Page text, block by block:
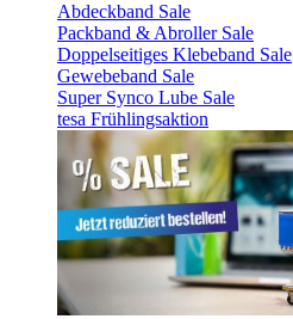
Abdeckband Sale
Packband & Abroller Sale
Doppelseitiges Klebeband Sale
Gewebeband Sale
Super Synco Lube Sale
tesa Frühlingsaktion